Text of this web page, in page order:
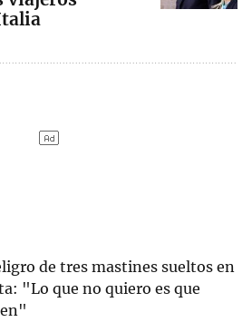
de tres mastines sueltos en
"Lo que no quiero es que